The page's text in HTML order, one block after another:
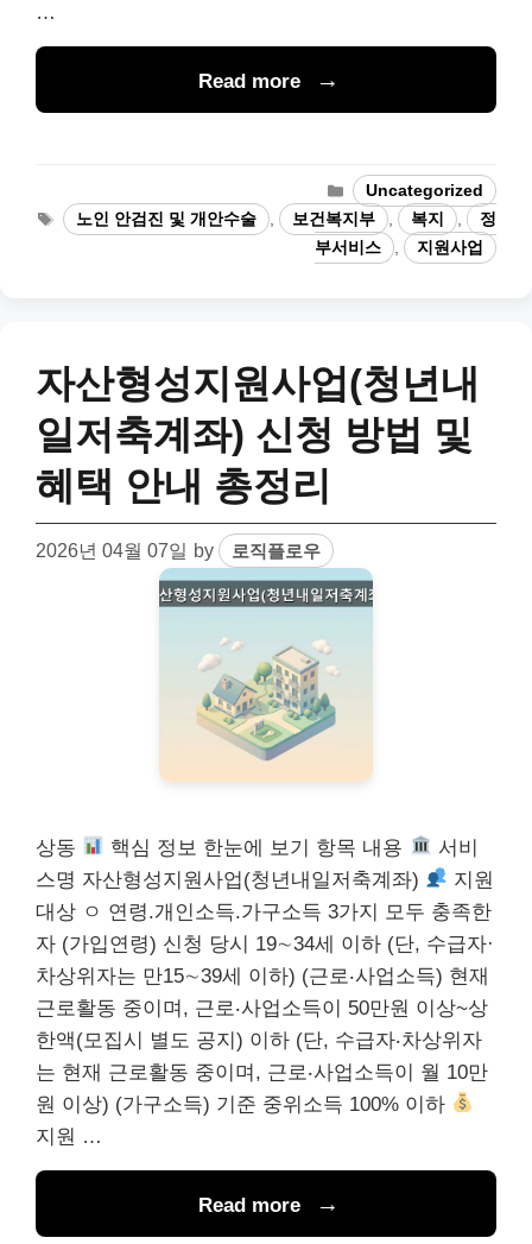
…
Read more
Categories
Uncategorized
Tags노인 안검진 및 개안수술 , 보건복지부 , 복지 ,
정
부서비스
, 지원사업
자산형성지원사업(청년내
일저축계좌) 신청 방법 및
혜택 안내 총정리
2026년 04월 07일 by 로직플로우
상동 핵심 정보 한눈에 보기 항목 내용
서비
스명 자산형성지원사업(청년내일저축계좌)
지원
대상 ㅇ 연령.개인소득.가구소득 3가지 모두 충족한
자 (가입연령) 신청 당시 19∼34세 이하 (단, 수급자·
차상위자는 만15∼39세 이하) (근로‧사업소득) 현재
근로활동 중이며, 근로‧사업소득이 50만원 이상~상
한액(모집시 별도 공지) 이하 (단, 수급자‧차상위자
는 현재 근로활동 중이며, 근로‧사업소득이 월 10만
원 이상) (가구소득) 기준 중위소득 100% 이하
지원 …
Read more